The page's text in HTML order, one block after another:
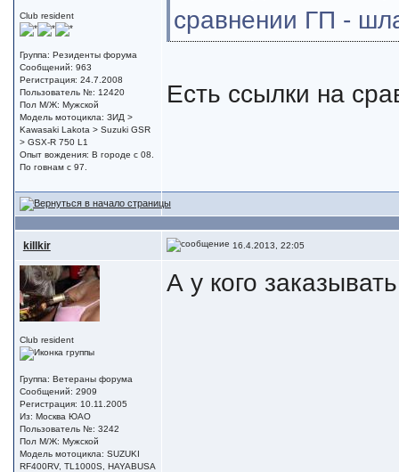
Club resident
Группа: Резиденты форума
Сообщений: 963
Регистрация: 24.7.2008
Пользователь №: 12420
Пол М/Ж: Мужской
Модель мотоцикла: ЗИД >
Kawasaki Lakota > Suzuki GSR
> GSX-R 750 L1
Опыт вождения: В городе с 08.
По говнам с 97.
сравнении ГП -
Есть ссылки на
killkir 16.4.2013, 22:05
Club resident
Группа: Ветераны форума
Сообщений: 2909
Регистрация: 10.11.2005
Из: Москва ЮАО
Пользователь №: 3242
Пол М/Ж: Мужской
Модель мотоцикла: SUZUKI
RF400RV, TL1000S, HAYABUSA
А у кого